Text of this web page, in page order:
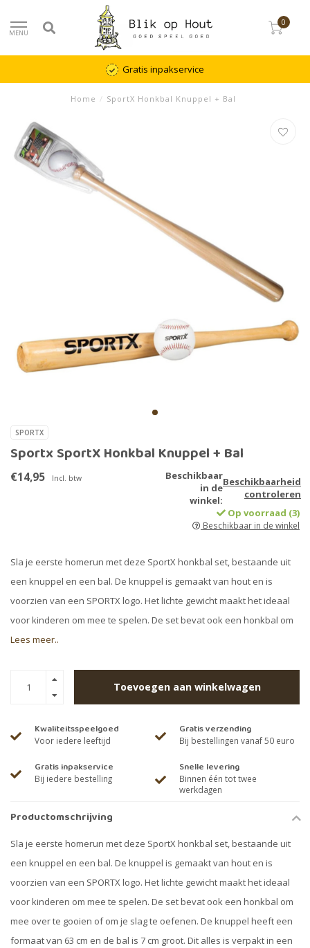
MENU
0
Gratis inpakservice
Home / SportX Honkbal Knuppel + Bal
SPORTX
Sportx SportX Honkbal Knuppel + Bal
€14,95 Incl. btw
Beschikbaar
in de
winkel:
Beschikbaarheid
controleren
Op voorraad (3)
Beschikbaar in de winkel
Sla je eerste homerun met deze SportX honkbal set, bestaande uit
een knuppel en een bal. De knuppel is gemaakt van hout en is
voorzien van een SPORTX logo. Het lichte gewicht maakt het ideaal
voor kinderen om mee te spelen. De set bevat ook een honkbal om
Lees meer..
Toevoegen aan winkelwagen
Kwaliteitsspeelgoed
Voor iedere leeftijd
Gratis verzending
Bij bestellingen vanaf 50 euro
Gratis inpakservice
Bij iedere bestelling
Snelle levering
Binnen één tot twee
werkdagen
Productomschrijving
Sla je eerste homerun met deze SportX honkbal set, bestaande uit
een knuppel en een bal. De knuppel is gemaakt van hout en is
voorzien van een SPORTX logo. Het lichte gewicht maakt het ideaal
voor kinderen om mee te spelen. De set bevat ook een honkbal om
mee over te gooien of om je slag te oefenen. De knuppel heeft een
formaat van 63 cm en de bal is 7 cm groot. Dit alles is verpakt in een